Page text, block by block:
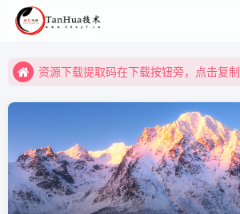
资源下载提取码在下载按钮旁，点击复制
资源下载提取码在下载按钮旁，点击复制